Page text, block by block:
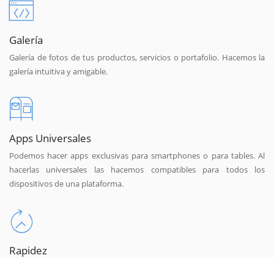
Galería
Galería de fotos de tus productos, servicios o portafolio. Hacemos la
galería intuitiva y amigable.
Apps Universales
Podemos hacer apps exclusivas para smartphones o para tables. Al
hacerlas universales las hacemos compatibles para todos los
dispositivos de una plataforma.
Rapidez